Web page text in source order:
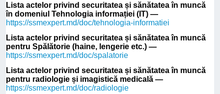
Lista actelor privind securitatea și sănătatea în muncă
în domeniul Tehnologia informației (IT) —
https://ssmexpert.md/doc/tehnologia-informatiei
Lista actelor privind securitatea și sănătatea în muncă
pentru Spălătorie (haine, lengerie etc.) —
https://ssmexpert.md/doc/spalatorie
Lista actelor privind securitatea și sănătatea în muncă
pentru radiologie și imagistică medicală —
https://ssmexpert.md/doc/radiologie